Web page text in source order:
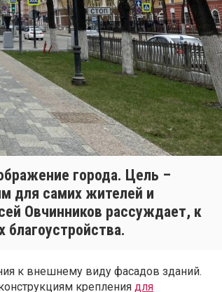
города. Цель –
для самих жителей и
Овчинников рассуждает, к
благоустройства.
к внешнему виду фасадов зданий.
крепления для